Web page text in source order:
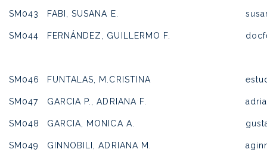
SM043 FABI, SUSANA E.
SM044 FERNÁNDEZ, GUILLERMO F.
SM046 FUNTALAS, M.CRISTINA
SM047 GARCIA P., ADRIANA F.
SM048 GARCIA, MONICA A.
SM049 GINNOBILI, ADRIANA M.